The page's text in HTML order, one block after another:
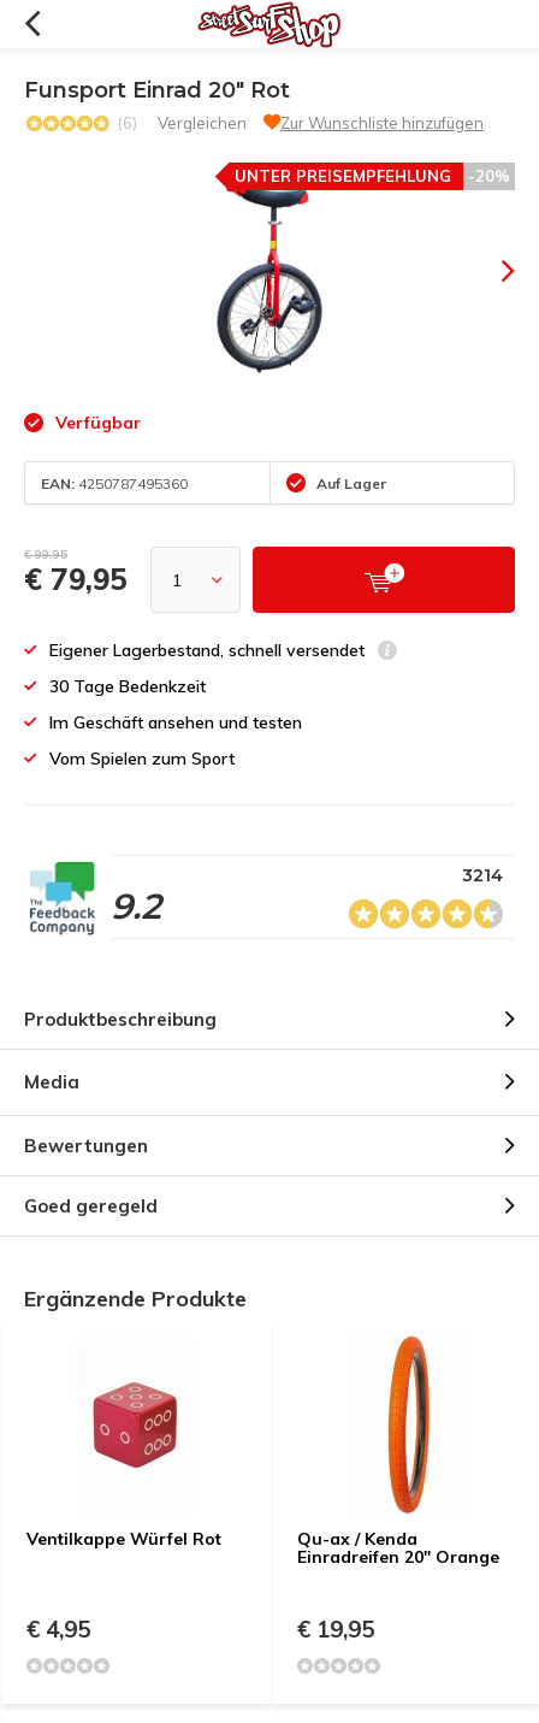
Funsport Einrad 20" Rot
(6) Vergleichen Zur Wunschliste hinzufügen
-20%
UNTER PREISEMPFEHLUNG
Verfügbar
EAN: 4250787495360 Auf Lager
€ 99,95
€ 79,95
Eigener Lagerbestand, schnell versendet
30 Tage Bedenkzeit
Im Geschäft ansehen und testen
Vom Spielen zum Sport
9.2
3214
Produktbeschreibung
Media
Bewertungen
Goed geregeld
Ergänzende Produkte
Ventilkappe Würfel Rot
€ 4,95
Qu-ax / Kenda
Einradreifen 20" Orange
€ 19,95